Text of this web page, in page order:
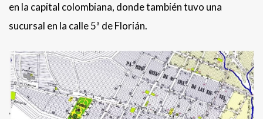
en la capital colombiana, donde también tuvo una
sucursal en la calle 5ª de Florián.